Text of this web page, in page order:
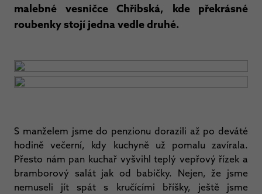
malebné vesničce Chřibská, kde překrásné
roubenky stojí jedna vedle druhé.
S manželem jsme do penzionu dorazili až po deváté
hodině večerní, kdy kuchyně už pomalu zavírala.
Přesto nám pan kuchař vyšvihl teplý vepřový řízek a
bramborový salát jak od babičky. Nejen, že jsme
nemuseli jít spát s kručícími bříšky, ještě jsme